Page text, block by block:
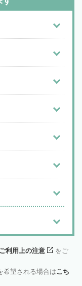
利用上の注意
をご
希望される場合はこち